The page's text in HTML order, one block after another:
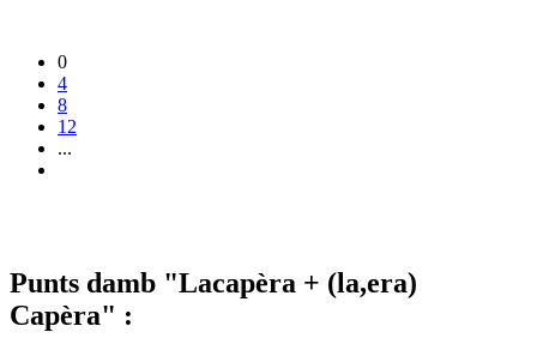
0
4
8
12
...
Punts damb "Lacapèra + (la,era)
Capèra" :